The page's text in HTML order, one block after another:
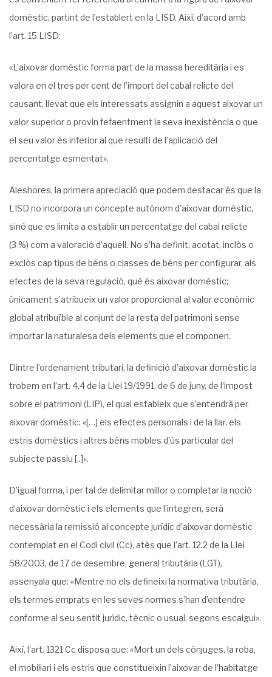
domèstic, partint de l’establert en la LISD. Així, d’acord amb
l’art. 15 LISD:
«L’aixovar domèstic forma part de la massa hereditària i es
valora en el tres per cent de l’import del cabal relicte del
causant, llevat que els interessats assignin a aquest aixovar un
valor superior o provin fefaentment la seva inexistència o que
el seu valor és inferior al que resulti de l’aplicació del
percentatge esmentat».
Aleshores, la primera apreciació que podem destacar és que la
LISD no incorpora un concepte autònom d’aixovar domèstic,
sinó que es limita a establir un percentatge del cabal relicte
(3 %) com a valoració d’aquell. No s’ha definit, acotat, inclòs o
exclòs cap tipus de béns o classes de béns per configurar, als
efectes de la seva regulació, què és aixovar domèstic;
únicament s’atribueix un valor proporcional al valor econòmic
global atribuïble al conjunt de la resta del patrimoni sense
importar la naturalesa dels elements que el componen.
Dintre l’ordenament tributari, la definició d’aixovar domèstic la
trobem en l’art. 4.4 de la Llei 19/1991, de 6 de juny, de l’impost
sobre el patrimoni (LIP), el qual estableix que s’entendrà per
aixovar domèstic: «[…] els efectes personals i de la llar, els
estris domèstics i altres béns mobles d’ús particular del
subjecte passiu [..]».
D’igual forma, i per tal de delimitar millor o completar la noció
d’aixovar domèstic i els elements que l’integren, serà
necessària la remissió al concepte jurídic d’aixovar domèstic
contemplat en el Codi civil (Cc), atès que l’art. 12.2 de la Llei
58/2003, de 17 de desembre, general tributària (LGT),
assenyala que: «Mentre no els defineixi la normativa tributària,
els termes emprats en les seves normes s’han d’entendre
conforme al seu sentit jurídic, tècnic o usual, segons escaigui».
Així, l’art. 1321 Cc disposa que: «Mort un dels cònjuges, la roba,
el mobiliari i els estris que constitueixin l’aixovar de l’habitatge